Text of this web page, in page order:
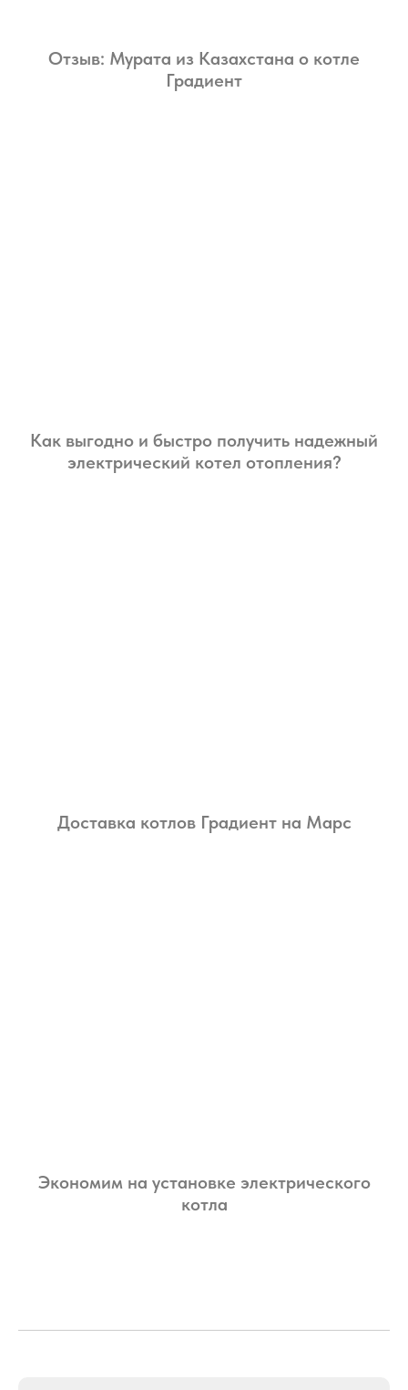
Отзыв: Мурата из Казахстана о котле
Градиент
Как выгодно и быстро получить надежный
электрический котел отопления?
Доставка котлов Градиент на Марс
Экономим на установке электрического
котла